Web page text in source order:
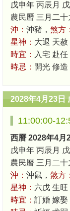
戊申年 丙辰月
農民曆 三月二
沖： 沖豬， 煞方：
星神： 大退 天
時宜： 入宅 赴
時忌： 開光 修造
2028年4月23日
11:00:00-
西曆 2028年4月
戊申年 丙辰月
農民曆 三月二
沖： 沖鼠， 煞方：
星神： 六戊 生旺
時宜： 訂婚 嫁娶